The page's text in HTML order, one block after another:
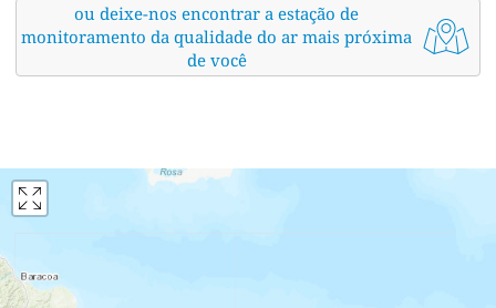
ou deixe-nos encontrar a estação de
monitoramento da qualidade do ar mais próxima
de você